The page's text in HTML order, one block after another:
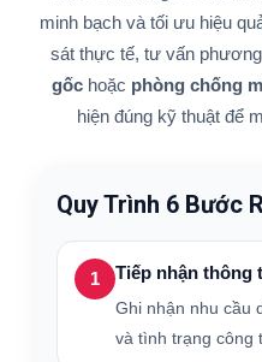
minh bạch và tối ưu hiệu
sát thực tế, tư vấn
gốchoặc phòng chống
hiện đúng kỹ thuật để
Quy Trình 6 Bước
1 Tiếp nhận thông
Ghi nhận nhu cầu
và tình trạng công